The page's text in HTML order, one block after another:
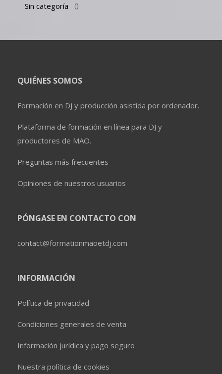
Sin categoría 0
QUIÉNES SOMOS
Formación en DJ y producción asistida por ordenador.
Plataforma de formación en línea para DJ y
productores de MAO.
Preguntas más frecuentes
Opiniones de nuestros usuarios
PÓNGASE EN CONTACTO CON
contact@formationmaoetdj.com
INFORMACIÓN
Política de privacidad
Condiciones generales de venta
Información jurídica y pago seguro
Nuestra política de cookies